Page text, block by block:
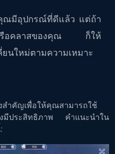
ณมีอุปกรณ์ที่ดีแล้ว แต่ถ้า
หรือคลาสของคุณ ก็ให้
นใหม่ตามความเหมาะ
สำคัญเพื่อให้คุณสามารถใช้
งมีประสิทธิภาพ คำแนะนำใน